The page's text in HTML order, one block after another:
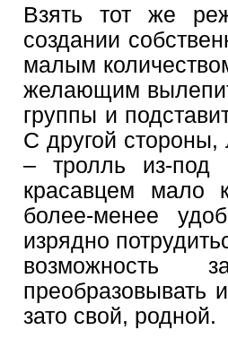
Взять тот же
создании
малым
желающим
группы и
С другой
– тролль из-под
красавцем мало
более-менее
изрядно
возможность
преобразовывать
зато свой, родной.